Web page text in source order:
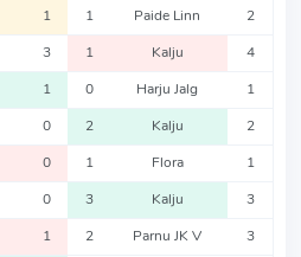
1 1 Paide Linn 2
3 1 Kalju 4
1 0 Harju Jalg 1
0 2 Kalju 2
0 1 Flora 1
0 3 Kalju 3
1 2 Parnu JK V 3